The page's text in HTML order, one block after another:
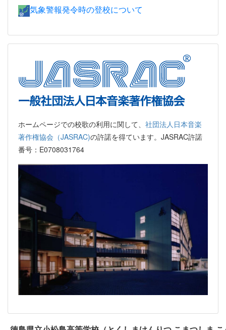
気象警報発令時の登校について
ホームページでの校歌の利用に関して、 社団法人日本音楽
著作権協会（JASRAC)の許諾を得ています。JASRAC許諾
番号：E0708031764